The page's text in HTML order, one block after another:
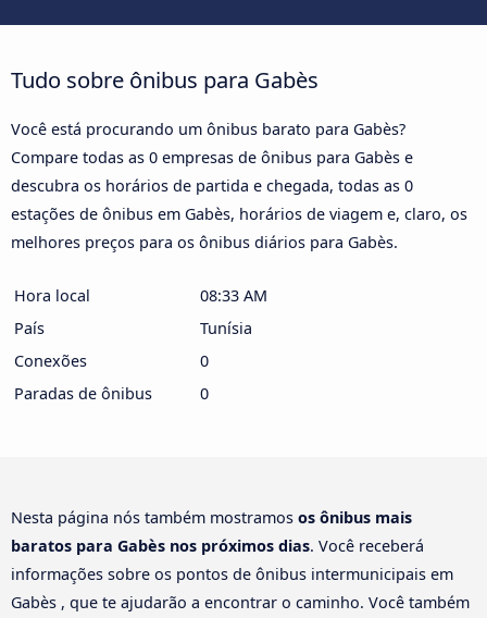
Tudo sobre ônibus para Gabès
Você está procurando um ônibus barato para Gabès?
Compare todas as 0 empresas de ônibus para Gabès e
descubra os horários de partida e chegada, todas as 0
estações de ônibus em Gabès, horários de viagem e, claro, os
melhores preços para os ônibus diários para Gabès.
Hora local
08:33 AM
País
Tunísia
Conexões
0
Paradas de ônibus
0
Nesta página nós também mostramos os ônibus mais
baratos para Gabès nos próximos dias. Você receberá
informações sobre os pontos de ônibus intermunicipais em
Gabès , que te ajudarão a encontrar o caminho. Você também